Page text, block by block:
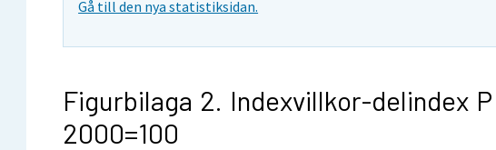
Gå till den nya statistiksidan.
Figurbilaga 2. Indexvillkor-delindex P
2000=100